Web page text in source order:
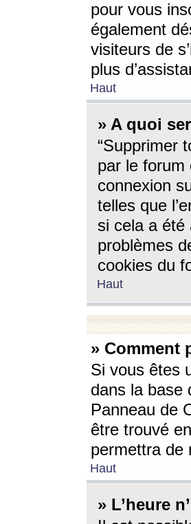
pour vous
également
visiteurs de
plus
Haut
» A quoi
“Supprimer
par le forum
connexion
telles que
si cela a été
problèmes
cookies du
Haut
» Comment
Si vous êtes
dans la base
Panneau de
être trouvé
permettra de
Haut
» L’heure